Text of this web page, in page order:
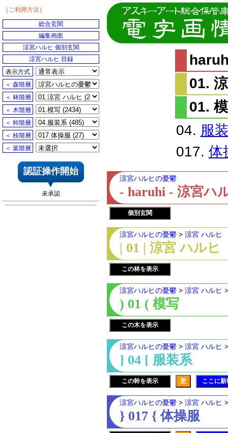
01.
01.
04. 服
017. 体
涼宮ハルヒの憂鬱
- haruhi - 涼宮ハ
個別玄関
涼宮ハルヒの憂鬱 > 涼宮 ハルヒ
| 01 | 涼宮 ハルヒ
この林を表示
涼宮ハルヒの憂鬱 > 涼宮 ハルヒ
) 01 ( 模写
この木を表示
涼宮ハルヒの憂鬱 > 涼宮 ハルヒ
] 04 [ 服装系
この幹を表示 更 ここに
涼宮ハルヒの憂鬱 > 涼宮 ハルヒ
} 017 { 体操服
［ご利用方法］
総合玄関
編集画面
涼宮ハルヒ 個別玄関
涼宮ハルヒ 目録
表示方式
＜ 森階層
＜ 林階層
＜ 木階層
＜ 幹階層
＜ 枝階層
＜ 葉階層
認証操作開始
未承認